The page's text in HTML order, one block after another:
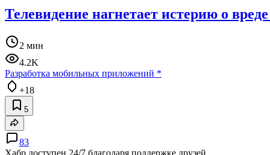
Телевидение нагнетает истерию о
2 мин
4.2K
Разработка мобильных приложений *
+18
5
83
Хабр доступен 24/7 благодаря поддержке друзей